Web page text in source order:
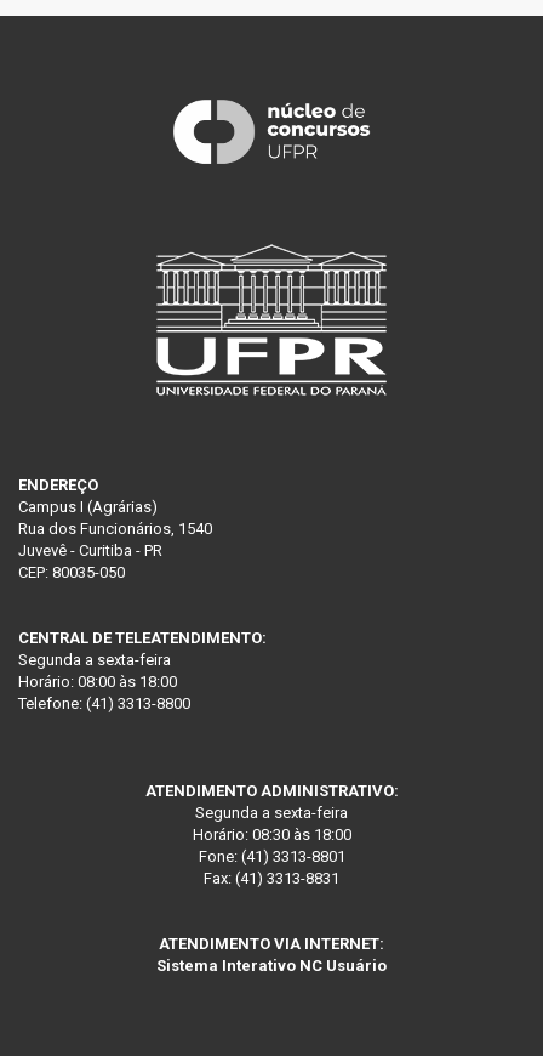
ENDEREÇO
Campus I (Agrárias)
Rua dos Funcionários, 1540
Juvevê - Curitiba - PR
CEP: 80035-050
CENTRAL DE TELEATENDIMENTO:
Segunda a sexta-feira
Horário: 08:00 às 18:00
Telefone: (41) 3313-8800
ATENDIMENTO ADMINISTRATIVO:
Segunda a sexta-feira
Horário: 08:30 às 18:00
Fone: (41) 3313-8801
Fax: (41) 3313-8831
ATENDIMENTO VIA INTERNET:
Sistema Interativo NC Usuário